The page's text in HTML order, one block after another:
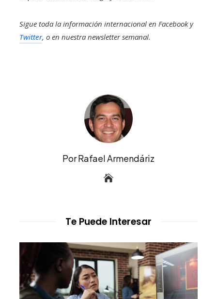
Sigue toda la información internacional en Facebooky
Twitter, o en nuestra newsletter semanal.
Por Rafael Armendáriz
Te Puede Interesar